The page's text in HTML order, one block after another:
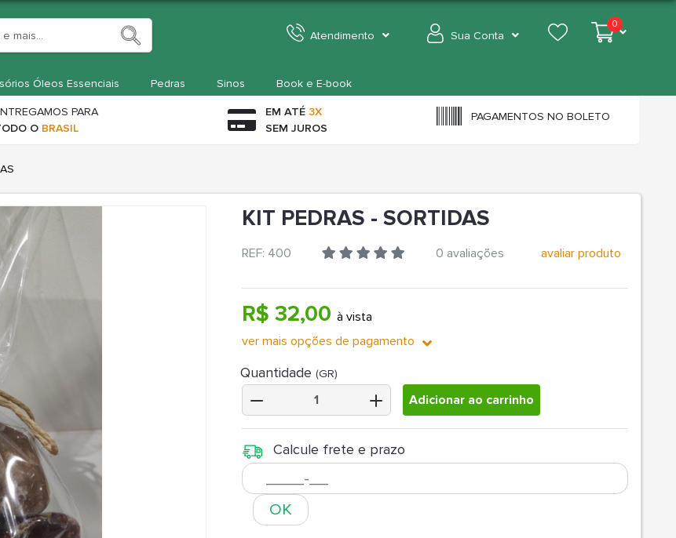
Atendimento Sua Conta
0
Óleos Essenciais Pedras Sinos Book e E-book
PARA
O BRASIL
EM ATÉ 3X
SEM JUROS
PAGAMENTOS NO BOLETO
KIT PEDRAS - SORTIDAS
REF: 400 0 avaliações avaliar produto
R$ 32,00à vista
ver mais opções de pagamento
Quantidade(GR)
Adicionar ao carrinho
Calcule frete e prazo
OK